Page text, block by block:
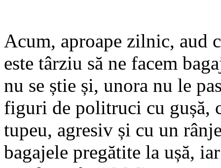
Acum, aproape zilnic, aud
este târziu să ne facem
nu se știe și, unora nu le
figuri de politruci cu gușă,
tupeu, agresiv și cu un
bagajele pregătite la ușă,